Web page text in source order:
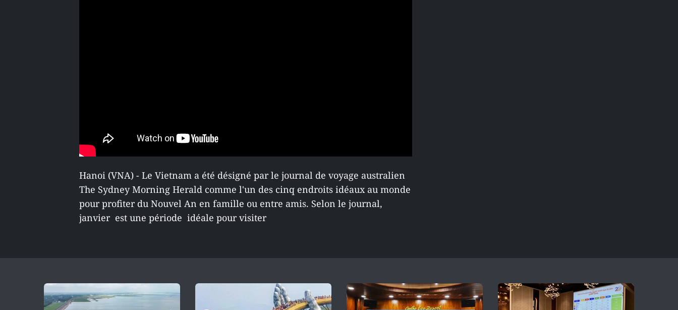
Hanoi (VNA) - Le Vietnam a été désigné par le journal de voyage australien
The Sydney Morning Herald comme l'un des cinq endroits idéaux au monde
pour profiter du Nouvel An en famille ou entre amis. Selon le journal,
janvier est une période idéale pour visiter